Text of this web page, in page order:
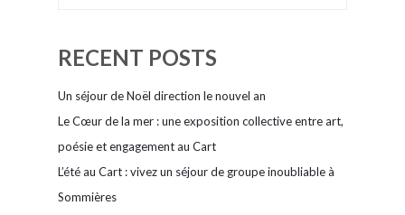
RECENT POSTS
Un séjour de Noël direction le nouvel an
Le Cœur de la mer : une exposition collective entre art,
poésie et engagement au Cart
L’été au Cart : vivez un séjour de groupe inoubliable à
Sommières